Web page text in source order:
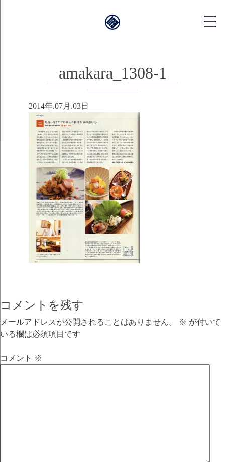
靱本町がく｜
amakara_1308-1
2014年.07月.03日
コメントを残す
メールアドレスが公開されることはありません。 ※ が付いて
いる欄は必須項目です
コメント ※